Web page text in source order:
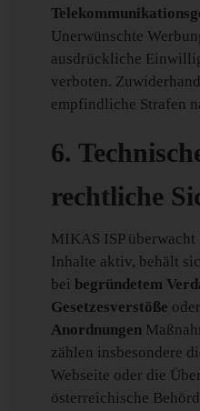
Unerwünschte
ausdrückliche
verboten.
empfindliche Strafen
6.
rechtliche
MIKAS ISP überwacht
Inhalte aktiv, behält
bei begründetem
Gesetzesverstöße
Anordnungen
zählen insbesondere
Webseite oder die
österreichische